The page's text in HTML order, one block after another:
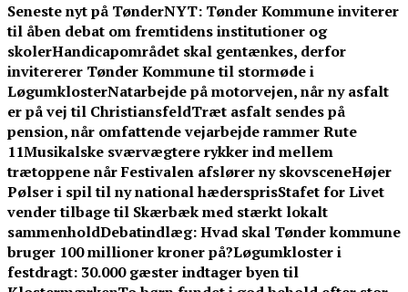
Seneste nyt på TønderNYT: Tønder Kommune inviterer
til åben debat om fremtidens institutioner og
skolerHandicapområdet skal gentænkes, derfor
invitererer Tønder Kommune til stormøde i
LøgumklosterNatarbejde på motorvejen, når ny asfalt
er på vej til ChristiansfeldTræt asfalt sendes på
pension, når omfattende vejarbejde rammer Rute
11Musikalske sværvægtere rykker ind mellem
trætoppene når Festivalen afslører ny skovsceneHøjer
Pølser i spil til ny national hædersprisStafet for Livet
vender tilbage til Skærbæk med stærkt lokalt
sammenholdDebatindlæg: Hvad skal Tønder kommune
bruger 100 millioner kroner på?Løgumkloster i
festdragt: 30.000 gæster indtager byen til